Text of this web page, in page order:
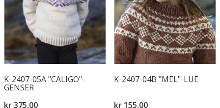
K-2407-05A "CALIGO"-
GENSER
kr 375,00
K-2407-04B "MEL"-LUE
kr 155,00